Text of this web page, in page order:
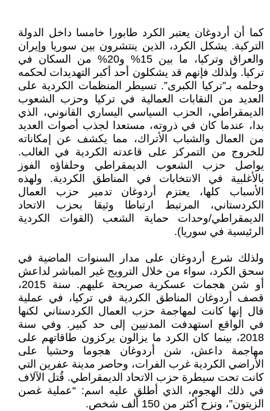
كما أن أردوغان يعتبر الكرد طابورا خامسا داخل الدولة
التركية. يشكل الكرد، الذين ينتشرون بين سوريا وإيران
والعراق وتركيا، ما بين 15% و20% من السكان في
تركيا. ولذلك فإنهم قد يشكلون أحد أكبر التهديدات لحكمه
وحلمه بـ”تركيا الكبرى”. تسيطر المنظمات الكردية على
العديد من النقابات العمالية في تركيا وحزب الشعوب
الديمقراطي، الحزب السياسي اليساري القانوني، الذي
بدا، عندما كان في ذروته، مستعدا لجذب أصوات العديد
من العمال والشباب الأتراك، مما يكشف عن إمكاناته
للخروج من التمركز على قاعدته الكردية في الغالب.
يواصل حزب الشعوب الديمقراطي وحلفاؤه الفوز
بالأغلبية في الانتخابات في المناطق الكردية. ولهذه
الأسباب كلها، يعتزم أردوغان تدمير حزب العمال
الكردستاني، المرتبط ارتباطا وثيقا بحزب الاتحاد
الديمقراطي/وحدات حماية الشعب (القوات الكردية
الرئيسية في سوريا).
ولذلك شرع أردوغان على مدار السنوات الماضية في
سحق الكرد، سواء من خلال الترويج غير المباشر لداعش
أو شن هجمات عسكرية صريحة عليهم. سنة 2015،
قصف أردوغان المناطق الكردية في تركيا، في عملية
قال إنها كانت لمهاجمة حزب العمال الكردستاني لكنها
في الواقع استهدفت المدنيين إلى حد كبير. وفي سنة
2018، بينما كان الكرد ما يزالون يركزون طاقاتهم على
مهاجمة داعش، شن أردوغان هجوما وحشيا على
الأراضي الكردية غرب الفرات، وحاصر مدينة عفرين التي
كانت تحت سيطرة حزب الاتحاد الديمقراطي. قُتل الآلاف
في ذلك الهجوم، الذي أطلق عليه اسم: “عملية غصن
الزيتون”، ونزح أكثر من 150 ألف شخص.